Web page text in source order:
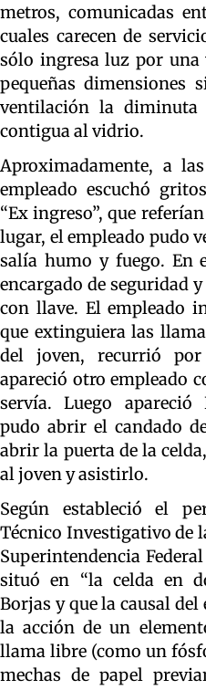
metros, comunicadas
cuales carecen de
sólo ingresa luz por
pequeñas dimensiones
ventilación la diminuta
contigua al vidrio.
Aproximadamente, a
empleado escuchó
“Ex ingreso”, que
lugar, el empleado pudo
salía humo y fuego. En
encargado de seguridad
con llave. El empleado
que extinguiera las
del joven, recurrió
apareció otro empleado
servía. Luego apareció
pudo abrir el candado
abrir la puerta de la
al joven y asistirlo.
Según estableció el
Técnico Investigativo de
Superintendencia
situó en “la celda en
Borjas y que la causal
la acción de un
llama libre (como un
mechas de papel